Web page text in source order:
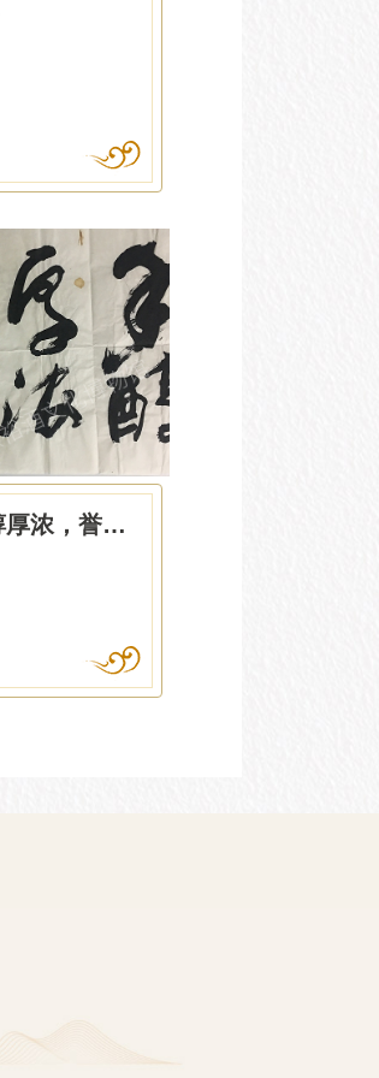
戊子 唐国强 香醇厚浓，誉满神州